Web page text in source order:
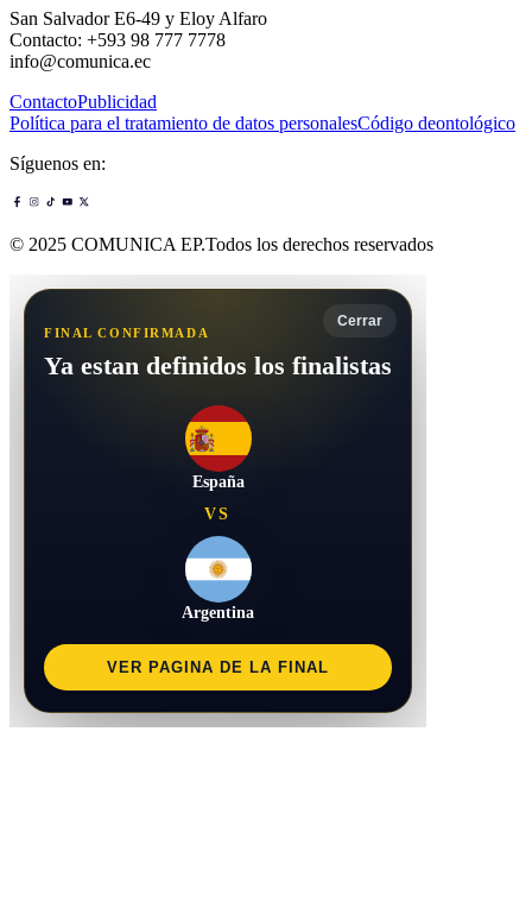
San Salvador E6-49 y Eloy Alfaro
Contacto: +593 98 777 7778
info@comunica.ec
ContactoPublicidad
Política para el tratamiento de datos personalesCódigo deontológico
Síguenos en:
© 2025 COMUNICA EP.Todos los derechos reservados
Cerrar
FINAL CONFIRMADA
Ya estan definidos los finalistas
España
VS
Argentina
VER PAGINA DE LA FINAL